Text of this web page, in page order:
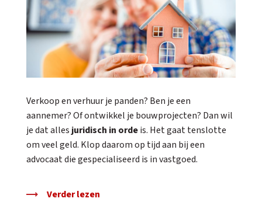
Verkoop en verhuur je panden? Ben je een
aannemer? Of ontwikkel je bouwprojecten? Dan wil
je dat alles juridisch in ordeis. Het gaat tenslotte
om veel geld. Klop daarom op tijd aan bij een
advocaat die gespecialiseerd is in vastgoed.
Verder lezen